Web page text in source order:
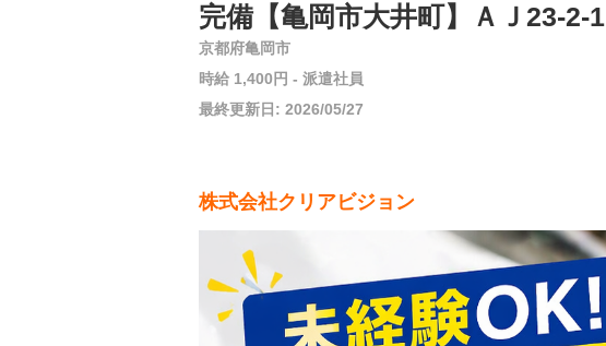
完備【亀岡市大井町】ＡＪ23-2-1
京都府亀岡市
時給 1,400円 - 派遣社員
最終更新日: 2026/05/27
株式会社クリアビジョン